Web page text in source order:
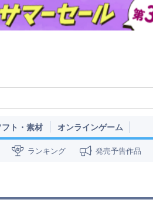
ト・素材 オンラインゲーム
ランキング 発売予告作品